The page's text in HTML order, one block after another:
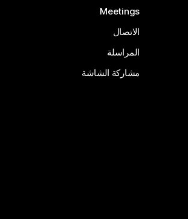
Meetings
الاتصال
المراسلة
مشاركة الشاشة